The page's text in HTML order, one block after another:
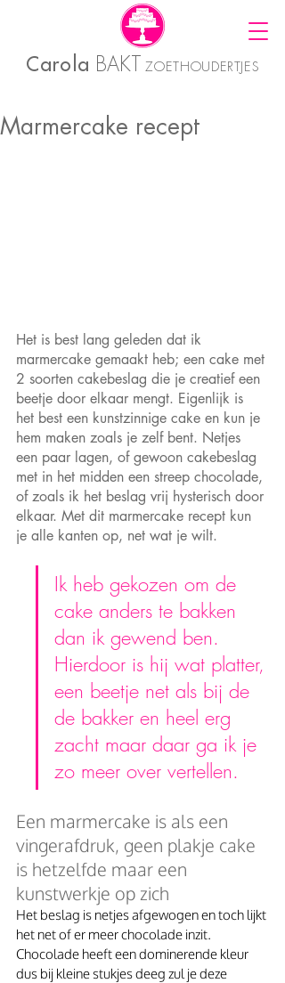
Carola BAKT ZOETHOUDERTJES
Marmercake recept
Het is best lang geleden dat ik
marmercake gemaakt heb; een cake met
2 soorten cakebeslag die je creatief een
beetje door elkaar mengt. Eigenlijk is
het best een kunstzinnige cake en kun je
hem maken zoals je zelf bent. Netjes
een paar lagen, of gewoon cakebeslag
met in het midden een streep chocolade,
of zoals ik het beslag vrij hysterisch door
elkaar. Met dit marmercake recept kun
je alle kanten op, net wat je wilt.
Ik heb gekozen om de
cake anders te bakken
dan ik gewend ben.
Hierdoor is hij wat platter,
een beetje net als bij de
de bakker en heel erg
zacht maar daar ga ik je
zo meer over vertellen.
Een marmercake is als een
vingerafdruk, geen plakje cake
is hetzelfde maar een
kunstwerkje op zich
Het beslag is netjes afgewogen en toch lijkt
het net of er meer chocolade inzit.
Chocolade heeft een dominerende kleur
dus bij kleine stukjes deeg zul je deze